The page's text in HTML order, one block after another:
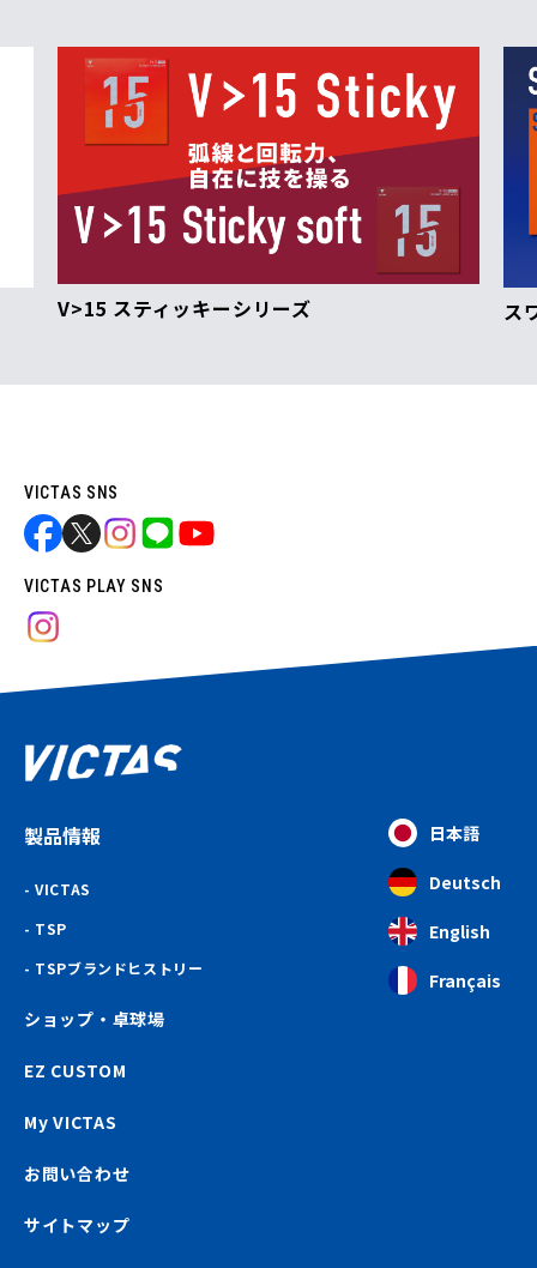
V>15 スティッキーシリーズ ス
VICTAS SNS
VICTAS PLAY SNS
製品情報
VICTAS
TSP
TSPブランドヒストリー
ショップ・卓球場
EZ CUSTOM
My VICTAS
お問い合わせ
サイトマップ
日本語
Deutsch
English
Français